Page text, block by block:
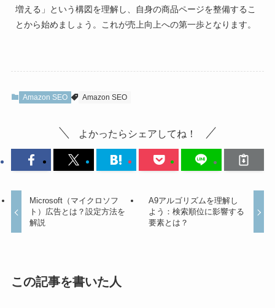
増える」という構図を理解し、自身の商品ページを整備するこ
とから始めましょう。これが売上向上への第一歩となります。
Amazon SEO Amazon SEO
よかったらシェアしてね！
Microsoft（マイクロソフ
ト）広告とは？設定方法を
解説
A9アルゴリズムを理解し
よう：検索順位に影響する
要素とは？
この記事を書いた人